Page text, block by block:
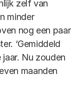
zelf van
minder
nog een paar
‘Gemiddeld
Nu zouden
maanden